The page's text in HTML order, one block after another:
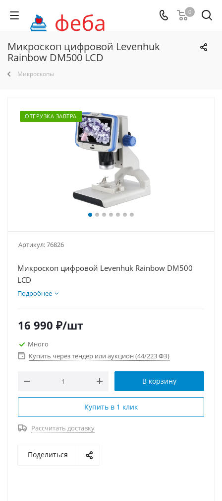
0
Микроскоп цифровой Levenhuk
Rainbow DM500 LCD
Микроскопы
ОТГРУЗКА ЗАВТРА
Артикул:76826
Микроскоп цифровой Levenhuk Rainbow DM500
LCD
Подробнее
16 990 ₽/шт
Много
Купить через тендер или аукцион (44/223 ФЗ)
В корзину
Купить в 1 клик
Рассчитать доставку
Поделиться